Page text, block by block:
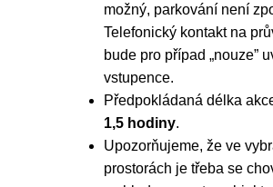
možný, parkování není
Telefonický kontakt na
bude pro případ „nouze”
vstupence.
Předpokládaná délka
1,5 hodiny.
Upozorňujeme, že ve
prostorách je třeba se